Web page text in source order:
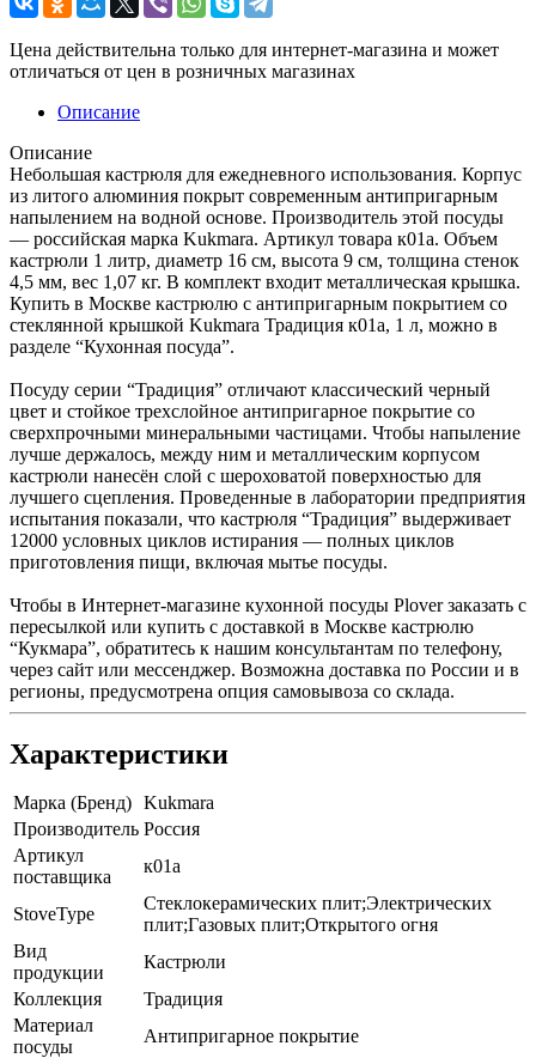
Цена действительна только для интернет-магазина и может
отличаться от цен в розничных магазинах
Описание
Описание
Небольшая кастрюля для ежедневного использования. Корпус
из литого алюминия покрыт современным антипригарным
напылением на водной основе. Производитель этой посуды
— российская марка Kukmara. Артикул товара к01а. Объем
кастрюли 1 литр, диаметр 16 см, высота 9 см, толщина стенок
4,5 мм, вес 1,07 кг. В комплект входит металлическая крышка.
Купить в Москве кастрюлю с антипригарным покрытием со
стеклянной крышкой Kukmara Традиция к01а, 1 л, можно в
разделе “Кухонная посуда”.
Посуду серии “Традиция” отличают классический черный
цвет и стойкое трехслойное антипригарное покрытие со
сверхпрочными минеральными частицами. Чтобы напыление
лучше держалось, между ним и металлическим корпусом
кастрюли нанесён слой с шероховатой поверхностью для
лучшего сцепления. Проведенные в лаборатории предприятия
испытания показали, что кастрюля “Традиция” выдерживает
12000 условных циклов истирания — полных циклов
приготовления пищи, включая мытье посуды.
Чтобы в Интернет-магазине кухонной посуды Plover заказать с
пересылкой или купить с доставкой в Москве кастрюлю
“Кукмара”, обратитесь к нашим консультантам по телефону,
через сайт или мессенджер. Возможна доставка по России и в
регионы, предусмотрена опция самовывоза со склада.
Характеристики
Марка (Бренд) Kukmara
Производитель Россия
Артикул
поставщика
к01а
StoveType
Стеклокерамических плит;Электрических
плит;Газовых плит;Открытого огня
Вид
продукции
Кастрюли
Коллекция
Традиция
Материал
посуды
Антипригарное покрытие